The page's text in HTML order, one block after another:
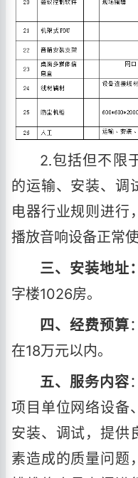
2.包括但不限
的运输、安装、调
电器行业规则进行
播放音响设备正常
三、安装地址：
字楼1026房。
四、经费预算
在18万元以内。
五、服务内容
项目单位网络设备
安装、调试，提供
素造成的质量问题